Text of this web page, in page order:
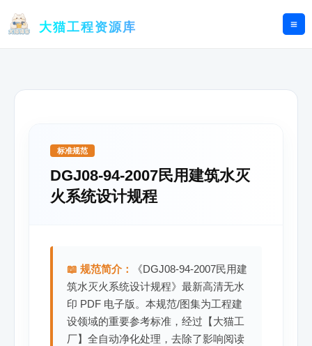
大猫工程资源库
标准规范
DGJ08-94-2007民用建筑水灭
火系统设计规程
📖 规范简介：
《DGJ08-94-2007民用建
筑水灭火系统设计规程》最新高清无水
印 PDF 电子版。本规范/图集为工程建
设领域的重要参考标准，经过【大猫工
厂】全自动净化处理，去除了影响阅读